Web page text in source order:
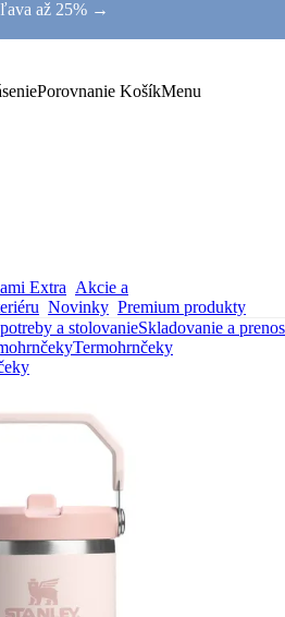
až 25% →
Porovnanie KošíkMenu
Extra Akcie a
Novinky Premium produkty
a stolovanieSkladovanie a prenos
Termohrnčeky